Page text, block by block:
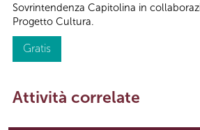
Sovrintendenza Capitolina in
Progetto Cultura.
Gratis
Attività correlate